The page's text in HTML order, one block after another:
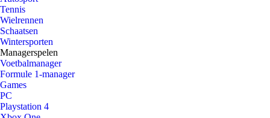
Tennis
Wielrennen
Schaatsen
Wintersporten
Managerspelen
Voetbalmanager
Formule 1-manager
Games
PC
Playstation 4